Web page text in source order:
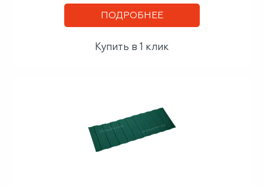
ПОДРОБНЕЕ
Купить в 1 клик